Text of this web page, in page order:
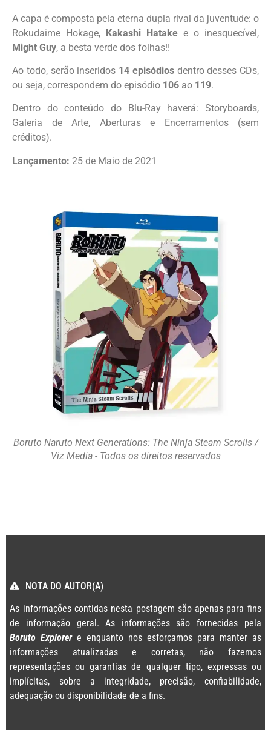
A capa é composta pela eterna dupla rival da juventude: o
Rokudaime Hokage, Kakashi Hatake e o inesquecível,
Might Guy, a besta verde dos folhas!!
Ao todo, serão inseridos 14 episódiosdentro desses CDs,
ou seja, correspondem do episódio 106 ao 119.
Dentro do conteúdo do Blu-Ray haverá: Storyboards,
Galeria de Arte, Aberturas e Encerramentos (sem
créditos).
Lançamento: 25 de Maio de 2021
Boruto Naruto Next Generations: The Ninja Steam Scrolls /
Viz Media - Todos os direitos reservados
NOTA DO AUTOR(A)
As informações contidas nesta postagem são apenas para fins
de informação geral. As informações são fornecidas pela
Boruto Explorere enquanto nos esforçamos para manter as
informações atualizadas e corretas, não fazemos
representações ou garantias de qualquer tipo, expressas ou
implícitas, sobre a integridade, precisão, confiabilidade,
adequação ou disponibilidade de a fins.